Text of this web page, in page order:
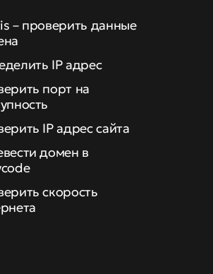
– проверить данные
IP адрес
порт на
IP адрес сайта
домен в
скорость